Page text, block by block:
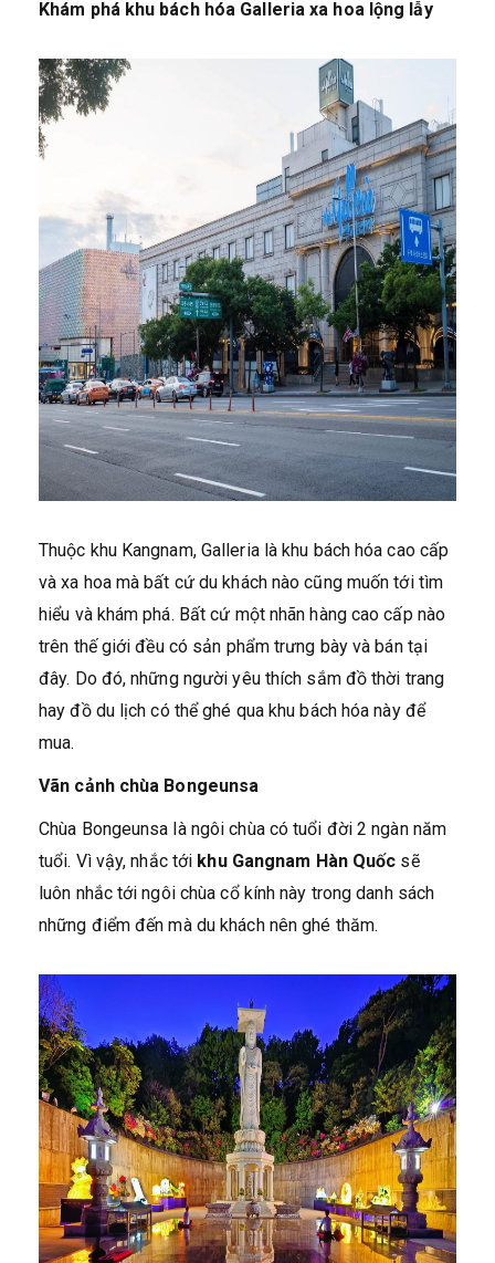
Khám phá khu bách hóa Galleria xa hoa lộng lẫy
Thuộc khu Kangnam, Galleria là khu bách hóa cao cấp
và xa hoa mà bất cứ du khách nào cũng muốn tới tìm
hiểu và khám phá. Bất cứ một nhãn hàng cao cấp nào
trên thế giới đều có sản phẩm trưng bày và bán tại
đây. Do đó, những người yêu thích sắm đồ thời trang
hay đồ du lịch có thể ghé qua khu bách hóa này để
mua.
Vãn cảnh chùa Bongeunsa
Chùa Bongeunsa là ngôi chùa có tuổi đời 2 ngàn năm
tuổi. Vì vậy, nhắc tới khu Gangnam Hàn Quốc sẽ
luôn nhắc tới ngôi chùa cổ kính này trong danh sách
những điểm đến mà du khách nên ghé thăm.